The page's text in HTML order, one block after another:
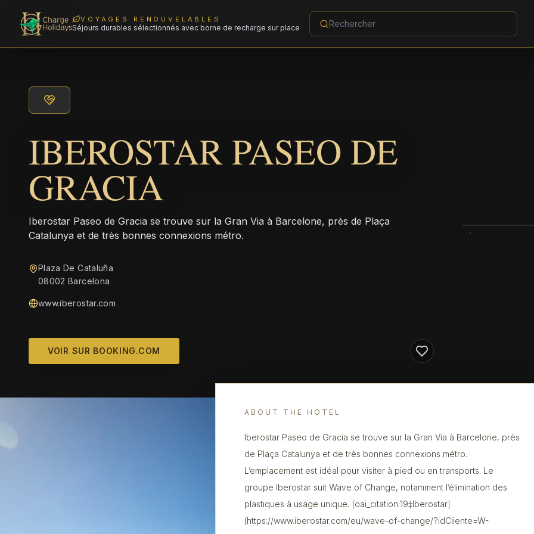
VOYAGES RENOUVELABLES
Séjours durables sélectionnés avec borne de recharge sur place
IBEROSTAR PASEO DE
GRACIA
Iberostar Paseo de Gracia se trouve sur la Gran Via à Barcelone, près de Plaça
Catalunya et de très bonnes connexions métro.
Plaza De Cataluña
08002 Barcelona
www.iberostar.com
VOIR SUR BOOKING.COM
ABOUT THE HOTEL
Iberostar Paseo de Gracia se trouve sur la Gran Via à Barcelone, près
de Plaça Catalunya et de très bonnes connexions métro.
L’emplacement est idéal pour visiter à pied ou en transports. Le
groupe Iberostar suit Wave of Change, notamment l’élimination des
plastiques à usage unique. [oai_citation:19‡Iberostar]
(https://www.iberostar.com/eu/wave-of-change/?idCliente=W-